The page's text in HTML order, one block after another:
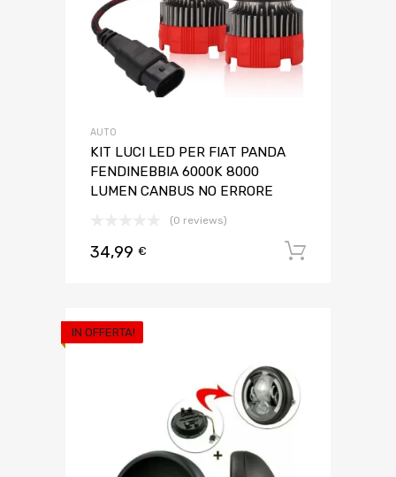
AUTO
KIT LUCI LED PER FIAT PANDA
FENDINEBBIA 6000K 8000
LUMEN CANBUS NO ERRORE
(0 reviews)
34,99 €
IN OFFERTA!